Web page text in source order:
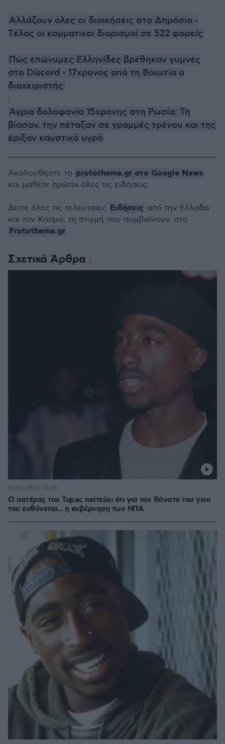
Αλλάζουν όλες οι διοικήσεις στο Δημόσιο -
Tέλος οι κομματικοί διορισμοί σε 522 φορείς
Πώς επώνυμες Ελληνίδες βρέθηκαν γυμνές
στο Discord - 17χρονος από τη Βοιωτία ο
διαχειριστής
Άγρια δολοφονία 15χρονης στη Ρωσία: Τη
βίασαν, την πέταξαν σε γραμμές τρένου και της
έριξαν καυστικό υγρό
Σχετικά Άρθρα
Ο πατέρας του Tupac πιστεύει ότι για τον θάνατο του γιου
του ευθύνεται... η κυβέρνηση των ΗΠΑ
16.06.2023, 21:25
Ακολουθήστε το protothema.gr στο Google News
και μάθετε πρώτοι όλες τις ειδήσεις
Δείτε όλες τις τελευταίες Ειδήσεις από την Ελλάδα
και τον Κόσμο, τη στιγμή που συμβαίνουν, στο
Protothema.gr